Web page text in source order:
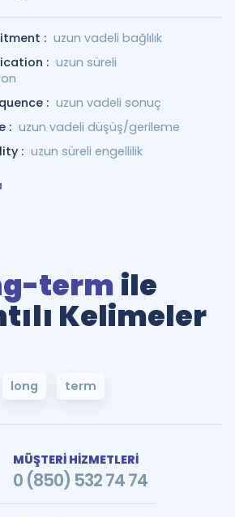
: uzun vadeli bağlılık
: uzun süreli
: uzun vadeli sonuç
: uzun vadeli düşüş/gerileme
: uzun süreli engellilik
term ile
Kelimeler
long term
MÜŞTERİ HİZMETLERİ
0 (850) 532 74 74